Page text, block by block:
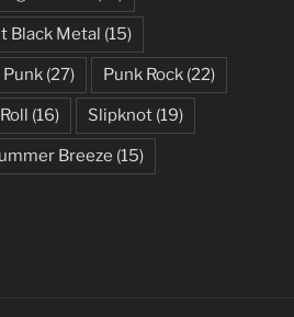
Black Metal (15)
Punk (27) Punk Rock (22)
(16) Slipknot (19)
Breeze (15)